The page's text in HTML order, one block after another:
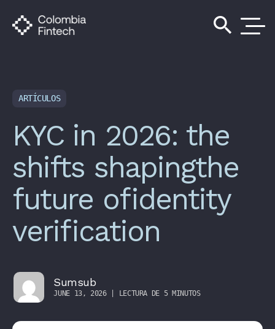
search
ARTÍCULOS
KYC in 2026: the
shifts shapingthe
future ofidentity
verification
Sumsub
JUNE 13, 2026 | LECTURA DE 5 MINUTOS